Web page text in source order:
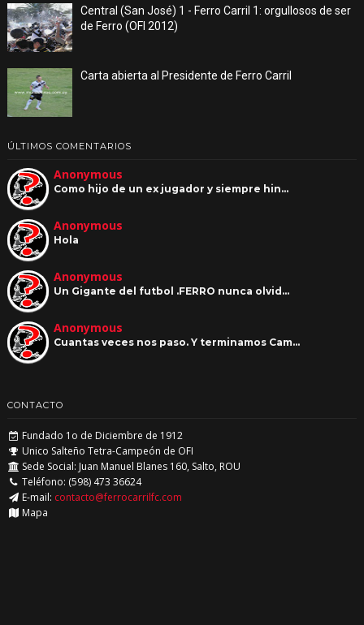
Central (San José) 1 - Ferro Carril 1: orgullosos de ser
de Ferro (OFI 2012)
Carta abierta al Presidente de Ferro Carril
ÚLTIMOS COMENTARIOS
Anonymous
Como hijo de un ex jugador y siempre hin…
Anonymous
Hola
Anonymous
Un Gigante del futbol .FERRO nunca olvid…
Anonymous
Cuantas veces nos paso. Y terminamos Cam…
CONTACTO
Fundado 1o de Diciembre de 1912
Unico Salteño Tetra-Campeón de OFI
Sede Social: Juan Manuel Blanes 160, Salto, ROU
Teléfono: (598) 473 36624
E-mail: contacto@ferrocarrilfc.com
Mapa